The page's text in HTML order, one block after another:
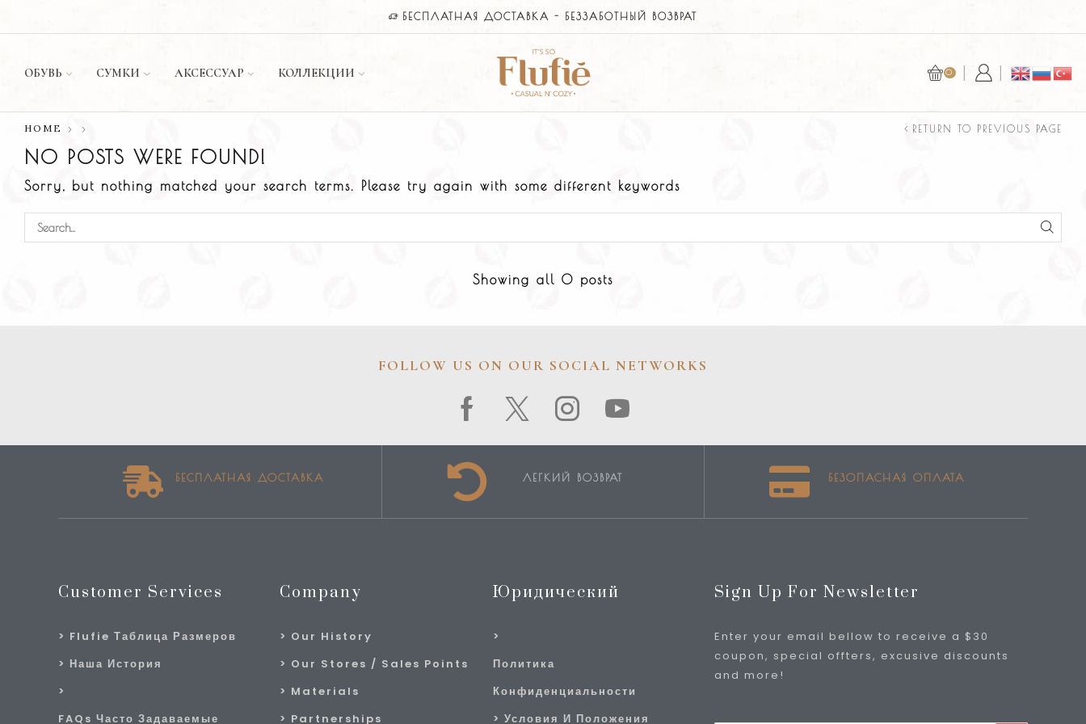
БЕСПЛАТНАЯ ДОСТАВКА - БЕЗЗАБОТНЫЙ ВОЗВРАТ
ОБУВЬ СУМКИ АКСЕССУАР КОЛЛЕКЦИИ 0
RETURN TO PREVIOUS PAGE
HOME
NO POSTS WERE FOUND!
Sorry, but nothing matched your search terms. Please try again with some different keywords
Showing all 0 posts
FOLLOW US ON OUR SOCIAL NETWORKS
БЕСПЛАТНАЯ ДОСТАВКА ЛЕГКИЙ ВОЗВРАТ БЕЗОПАСНАЯ ОПЛАТА
Customer Services
Flufie Таблица Размеров
Наша История
FAQs Часто Задаваемые
Company
Our History
Our Stores / Sales Points
Materials
Partnerships
Юридический
Политика
Конфиденциальности
Условия И Положения
Sign Up For Newsletter
Enter your email bellow to receive a $30
coupon, special offters, excusive discounts
and more!